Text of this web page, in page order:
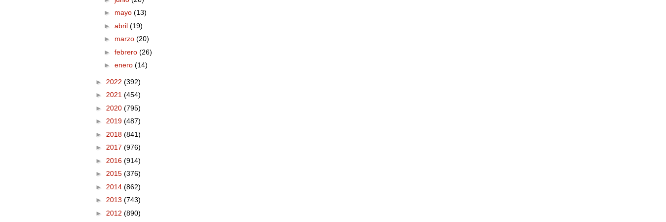
► mayo (13)
► abril (19)
► marzo (20)
► febrero (26)
► enero (14)
► 2022 (392)
► 2021 (454)
► 2020 (795)
► 2019 (487)
► 2018 (841)
► 2017 (976)
► 2016 (914)
► 2015 (376)
► 2014 (862)
► 2013 (743)
► 2012 (890)